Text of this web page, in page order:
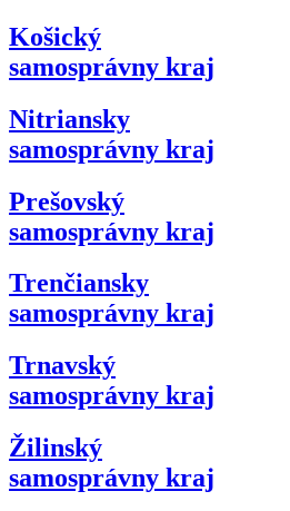
Košický
samosprávny kraj
Nitriansky
samosprávny kraj
Prešovský
samosprávny kraj
Trenčiansky
samosprávny kraj
Trnavský
samosprávny kraj
Žilinský
samosprávny kraj